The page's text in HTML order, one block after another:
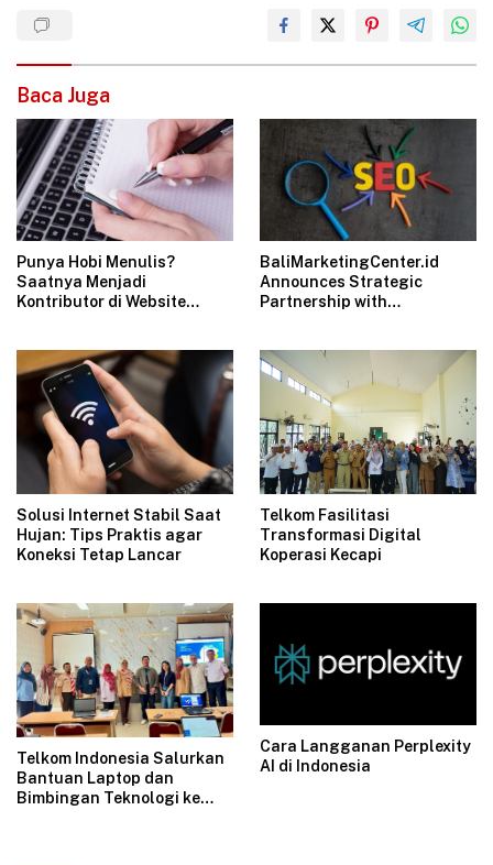
Baca Juga
Punya Hobi Menulis?
Saatnya Menjadi
Kontributor di Website
BaliMarketingCenter.id
Announces Strategic
Partnership with
Solusi Internet Stabil Saat
Hujan: Tips Praktis agar
Koneksi Tetap Lancar
Telkom Fasilitasi
Transformasi Digital
Koperasi Kecapi
Telkom Indonesia Salurkan
Bantuan Laptop dan
Bimbingan Teknologi ke
Cara Langganan Perplexity
AI di Indonesia